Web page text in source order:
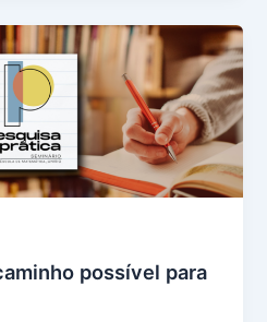
possível para